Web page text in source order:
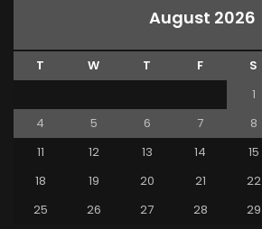
August 2026
T W T F S
1
4
5 6 7 8
11
12 13 14 15
18
19 20 21 22
25
26 27 28 29